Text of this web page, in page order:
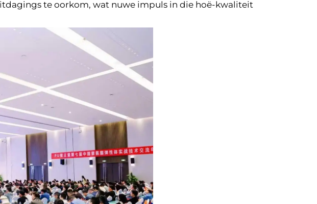
te oorkom, wat nuwe impuls in die hoë-kwaliteit